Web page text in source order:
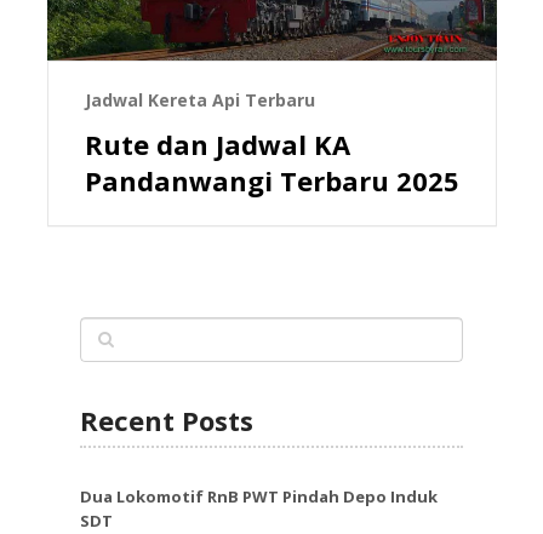
Jadwal Kereta Api Terbaru
Rute dan Jadwal KA
Pandanwangi Terbaru 2025
Recent Posts
Dua Lokomotif RnB PWT Pindah Depo Induk
SDT